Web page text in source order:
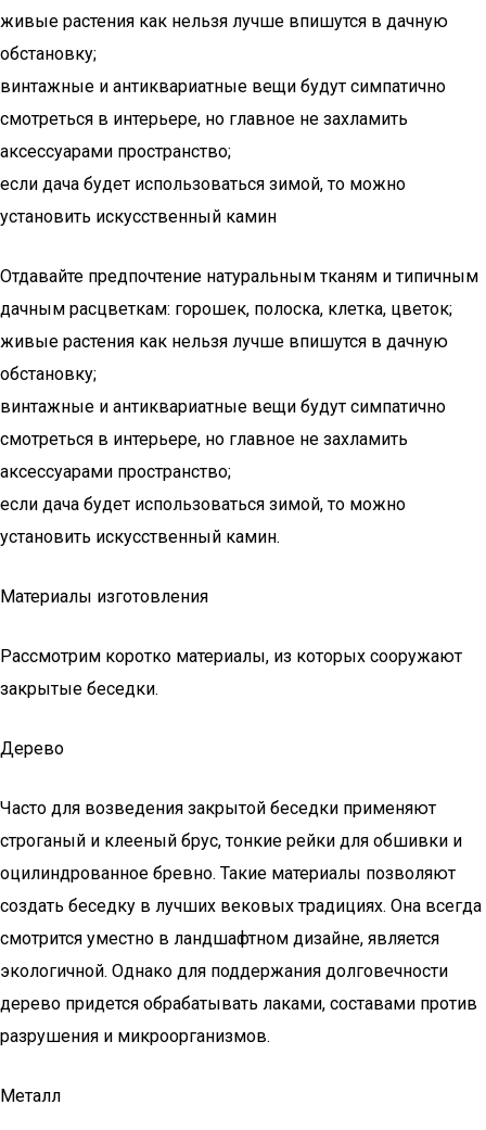
живые растения как нельзя лучше впишутся в дачную
обстановку;
винтажные и антиквариатные вещи будут симпатично
смотреться в интерьере, но главное не захламить
аксессуарами пространство;
если дача будет использоваться зимой, то можно
установить искусственный камин
Отдавайте предпочтение натуральным тканям и типичным
дачным расцветкам: горошек, полоска, клетка, цветок;
живые растения как нельзя лучше впишутся в дачную
обстановку;
винтажные и антиквариатные вещи будут симпатично
смотреться в интерьере, но главное не захламить
аксессуарами пространство;
если дача будет использоваться зимой, то можно
установить искусственный камин.
Материалы изготовления
Рассмотрим коротко материалы, из которых сооружают
закрытые беседки.
Дерево
Часто для возведения закрытой беседки применяют
строганый и клееный брус, тонкие рейки для обшивки и
оцилиндрованное бревно. Такие материалы позволяют
создать беседку в лучших вековых традициях. Она всегда
смотрится уместно в ландшафтном дизайне, является
экологичной. Однако для поддержания долговечности
дерево придется обрабатывать лаками, составами против
разрушения и микроорганизмов.
Металл